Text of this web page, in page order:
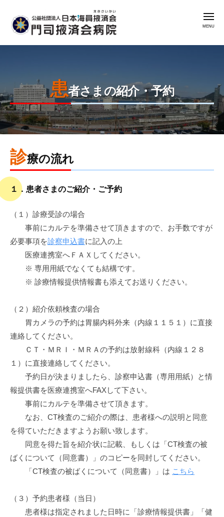
ン
キ
ッ
プ
公
団
法
人
日
海
員
掖
済
会
門
病
門
会
病
院
メ
ニ
患者さまの紹介・予約
2025
年
7
月
23
日
by
admin
診療の流れ
１．患者さまのご紹介・ご予約
（１）診療受診の場合
事前にカルテを準備させて頂きますので、お手数ですが
必要事項を診察申込書に記入の上
医療連携室へＦＡＸしてください。
※ 専用用紙でなくても結構です。
※ 診療情報提供情報書も添えてお送りください。
（２）紹介依頼検査の場合
胃カメラの予約は胃腸内科外来（内線１１５１）に直接
連絡してください。
ＣＴ・ＭＲＩ・ＭＲＡの予約は放射線科（内線１２８
１）に直接連絡してください。
予約日が決まりましたら、診察申込書（専用用紙）と情
報提供書を医療連携室へFAXして下さい。
事前にカルテを準備させて頂きます。
なお、CT検査のご紹介の際は、患者様への説明と同意
を得ていただきますようお願い致します。
同意を得た旨を紹介状に記載、もしくは「CT検査の被
ばくについて（同意書）」のコピーを同封してください。
「CT検査の被ばくについて（同意書）」は こちら
（３）予約患者様（当日）
患者様は指定されました日時に「診療情報提供書」「健
社
団
法
海
員
掖
済
門
司
掖
済
会
院